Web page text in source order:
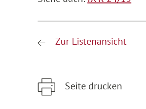
Zur Listenansicht
Seite drucken